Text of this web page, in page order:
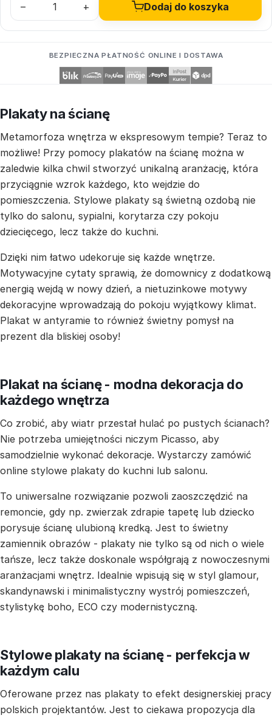
– + Dodaj do koszyka
BEZPIECZNA PŁATNOŚĆ ONLINE I DOSTAWA
Plakaty na ścianę
Metamorfoza wnętrza w ekspresowym tempie? Teraz to
możliwe! Przy pomocy plakatów na ścianę można w
zaledwie kilka chwil stworzyć unikalną aranżację, która
przyciągnie wzrok każdego, kto wejdzie do
pomieszczenia. Stylowe plakaty są świetną ozdobą nie
tylko do salonu, sypialni, korytarza czy pokoju
dziecięcego, lecz także do kuchni.
Dzięki nim łatwo udekoruje się każde wnętrze.
Motywacyjne cytaty sprawią, że domownicy z dodatkową
energią wejdą w nowy dzień, a nietuzinkowe motywy
dekoracyjne wprowadzają do pokoju wyjątkowy klimat.
Plakat w antyramie to również świetny pomysł na
prezent dla bliskiej osoby!
Plakat na ścianę - modna dekoracja do
każdego wnętrza
Co zrobić, aby wiatr przestał hulać po pustych ścianach?
Nie potrzeba umiejętności niczym Picasso, aby
samodzielnie wykonać dekoracje. Wystarczy zamówić
online stylowe plakaty do kuchni lub salonu.
To uniwersalne rozwiązanie pozwoli zaoszczędzić na
remoncie, gdy np. zwierzak zdrapie tapetę lub dziecko
porysuje ścianę ulubioną kredką. Jest to świetny
zamiennik obrazów - plakaty nie tylko są od nich o wiele
tańsze, lecz także doskonale współgrają z nowoczesnymi
aranżacjami wnętrz. Idealnie wpisują się w styl glamour,
skandynawski i minimalistyczny wystrój pomieszczeń,
stylistykę boho, ECO czy modernistyczną.
Stylowe plakaty na ścianę - perfekcja w
każdym calu
Oferowane przez nas plakaty to efekt designerskiej pracy
polskich projektantów. Jest to ciekawa propozycja dla